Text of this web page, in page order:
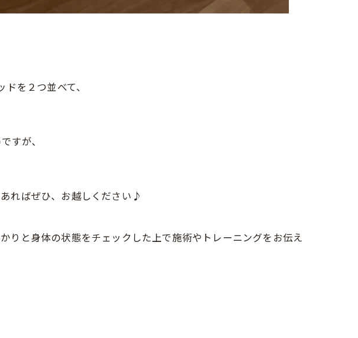
を２つ並べて、
すが、
ればぜひ、お越しください♪
りと身体の状態をチェックした上で施術やトレーニングをお伝え